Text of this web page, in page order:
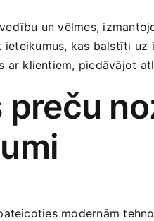
un vēlmes,
ieteikumus, kas balstīti uz
ar klientiem, piedāvājot
modernām